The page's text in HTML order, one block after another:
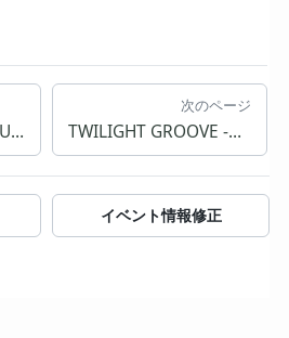
hashino / CALYNE / UNGSM
次のページ
TWILIGHT GROOVE -HOUSE MUSIC DAY PARTY-
イベント情報修正